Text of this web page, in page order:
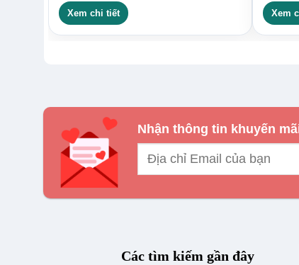
Xem chi tiết Xem
Nhận thông tin khuyến
Các tìm kiếm gần đây